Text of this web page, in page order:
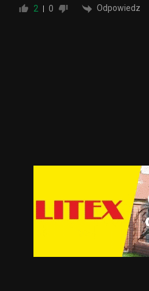
2 0 Odpowiedz